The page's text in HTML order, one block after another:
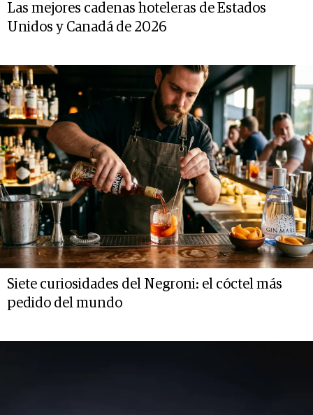
Las mejores cadenas hoteleras de Estados
Unidos y Canadá de 2026
Siete curiosidades del Negroni: el cóctel más
pedido del mundo